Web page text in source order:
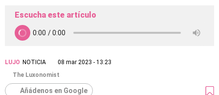
Escucha este artículo
LUJO NOTICIA
08 mar 2023 - 13:23
The Luxonomist
Añádenos en Google